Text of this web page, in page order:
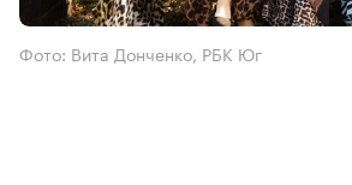
Фото: Вита Донченко, РБК Юг